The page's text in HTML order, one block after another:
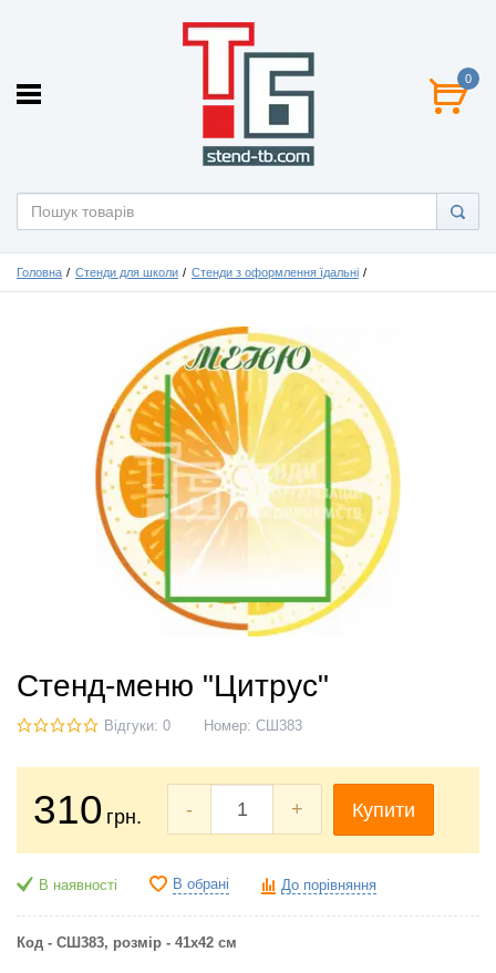
0
Головна Стенди для школи Стенди з оформлення їдальні
Стенд-меню "Цитрус"
Відгуки: 0 Номер: СШ383
310 грн. - + Купити
В наявності В обрані До порівняння
Код - СШ383, розмір - 41х42 см